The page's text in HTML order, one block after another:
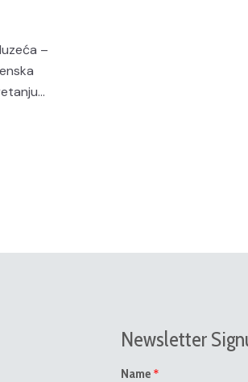
–
Newsletter
Name *